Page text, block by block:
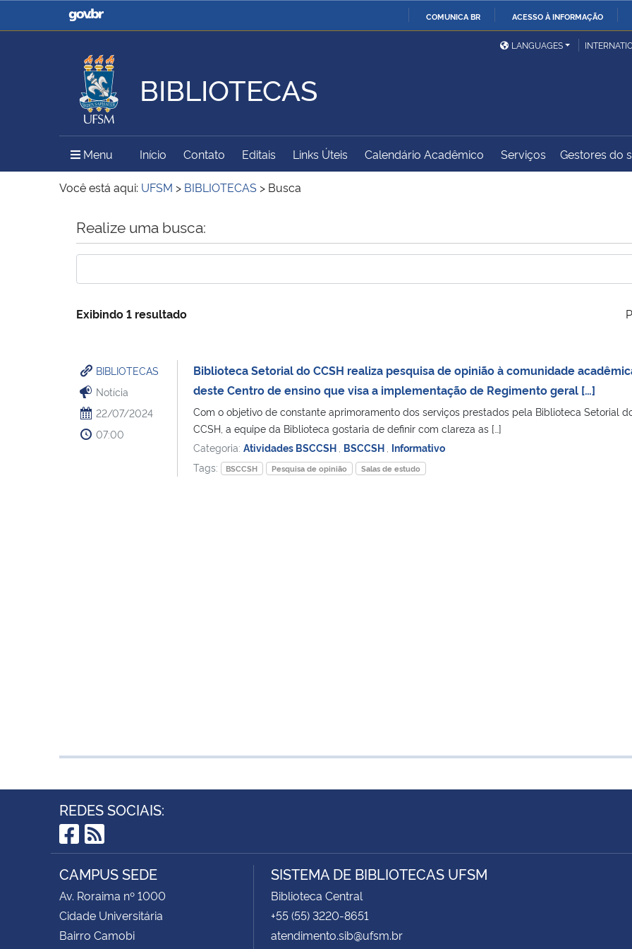
COMUNICA BR ACESSO À INFORMAÇÃO
Casa Civil
Ministério da Justiça e
Ministério da Defesa
Ministério das Relações
Exteriores
Ministério da Agricultura,
Pecuária e Abastecimento
Ministério da Educação
Ministério do Meio Ambiente Ministério do Turismo
Ministério do
Controladoria-Geral da
LANGUAGES
BIBLIOTECAS
Menu Menu Principal do Sítio
Início Contato Editais Links Úteis Calendário Acadêmico Serviços Gestores do
Você está aqui: UFSM > BIBLIOTECAS > Busca
Início do conteúdo
Realize uma busca:
Exibindo 1 resultado
BIBLIOTECAS
Notícia
22/07/2024
07:00
Biblioteca Setorial do CCSH realiza pesquisa de opinião à comunidade
deste Centro de ensino que visa a implementação de Regimento geral […]
Com o objetivo de constante aprimoramento dos serviços prestados pela Biblioteca Setorial
CCSH, a equipe da Biblioteca gostaria de definir com clareza as […]
Categoria: Atividades BSCCSH BSCCSH Informativo
Tags:
BSCCSH Pesquisa de opinião Salas de estudo
REDES SOCIAIS:
Facebook
RSS
CAMPUS SEDE
Av. Roraima nº 1000
Cidade Universitária
Bairro Camobi
SISTEMA DE BIBLIOTECAS UFSM
Biblioteca Central
+55 (55) 3220-8651
atendimento.sib@ufsm.br